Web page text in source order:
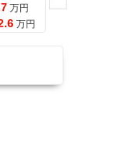
万円
万円
本体価格: